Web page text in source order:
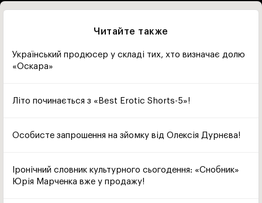
Читайте также
Український продюсер у складі тих, хто визначає долю
«Оскара»
Літо починається з «Best Erotic Shorts-5»!
Особисте запрошення на зйомку від Олексія Дурнєва!
Іронічний словник культурного сьогодення: «Снобник»
Юрія Марченка вже у продажу!